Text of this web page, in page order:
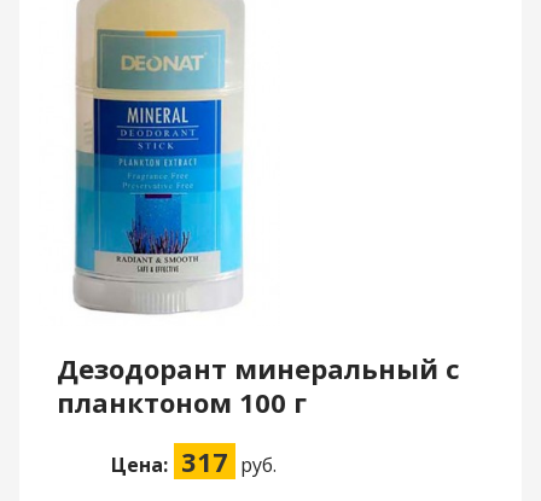
Дезодорант минеральный с
планктоном 100 г
Цена: 317 руб.